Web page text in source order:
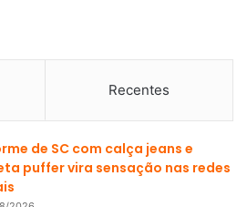
Recentes
de SC com calça jeans e
puffer vira sensação nas redes